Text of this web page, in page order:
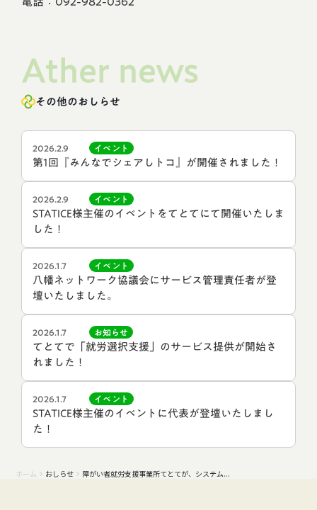
Ather news
その他のおしらせ
2026.2.9 イベント
第1回『みんなでシェアしトコ』が開催されました！
2026.2.9 イベント
STATICE様主催のイベントをてとてにて開催いたしま
した！
2026.1.7 イベント
八幡ネットワーク協議会にサービス管理責任者が登
壇いたしました。
2026.1.7 お知らせ
てとてで「就労選択支援」のサービス提供が開始さ
れました！
2026.1.7 イベント
STATICE様主催のイベントに代表が登壇いたしまし
た！
ホーム keyboard_arrow_right おしらせ keyboard_arrow_right 障がい者就労支援事業所てとてが、システム...